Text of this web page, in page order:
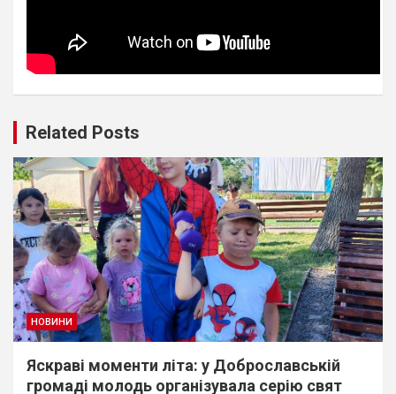
Related Posts
НОВИНИ
Яскраві моменти літа: у Доброславській
громаді молодь організувала серію свят